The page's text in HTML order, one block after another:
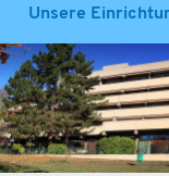
Pflege und
Menschen
Unsere